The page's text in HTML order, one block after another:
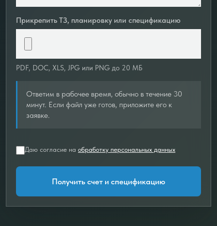
Прикрепить ТЗ, планировку или спецификацию
PDF, DOC, XLS, JPG или PNG до 20 МБ
Ответим в рабочее время, обычно в течение 30
минут. Если файл уже готов, приложите его к
заявке.
Даю согласие на обработку персональных данных
Получить счет и спецификацию